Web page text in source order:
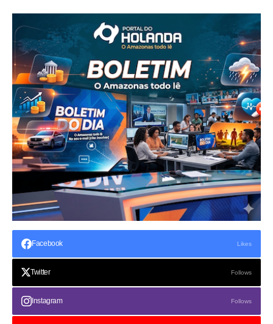
Facebook Likes
Twitter Follows
Instagram Follows